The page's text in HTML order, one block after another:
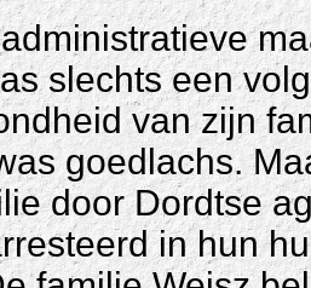
slechts een
van zijn
goedlachs.
door Dordtse
in hun